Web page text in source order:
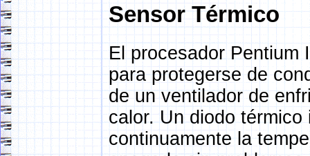
Sensor Térmico
El procesador Pentium
para protegerse de
de un ventilador de
calor. Un diodo
continuamente la